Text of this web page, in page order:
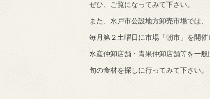
ぜひ、ご覧になってみて下さい。
また、水戸市公設地方卸売市場では、
毎月第２土曜日に市場「朝市」を開催
水産仲卸店舗・青果仲卸店舗等を一般
旬の食材を探しに行ってみて下さい。